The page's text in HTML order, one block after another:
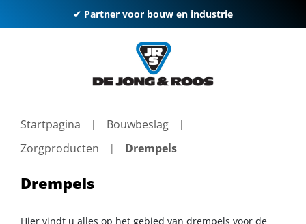
✔ Partner voor bouw en industrie
Startpagina
Bouwbeslag
Zorgproducten
Drempels
Drempels
Hier vindt u alles op het gebied van drempels voor de